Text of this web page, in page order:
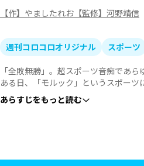
【作】やましたれお 【監修】河野靖信
週刊コロコロオリジナル スポーツ
「全敗無勝」。超スポーツ音痴であ
ある日、「モルック」というスポーツ
て世界を熱狂させるーーー！！今最も
ンガ開幕！！
あらすじをもっと読む